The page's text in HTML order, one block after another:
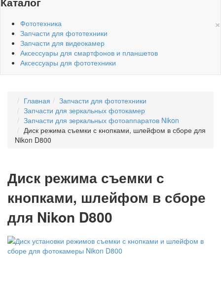
×
Фототехника
Запчасти для фототехники
Запчасти для видеокамер
Аксессуары для смартфонов и планшетов
Аксессуары для фототехники
Главная
Запчасти для фототехники
Запчасти для зеркальных фотокамер
Запчасти для зеркальных фотоаппаратов Nikon
Диск режима съемки с кнопками, шлейфом в сборе для
Nikon D800
Диск режима съемки с
кнопками, шлейфом в сборе
для Nikon D800